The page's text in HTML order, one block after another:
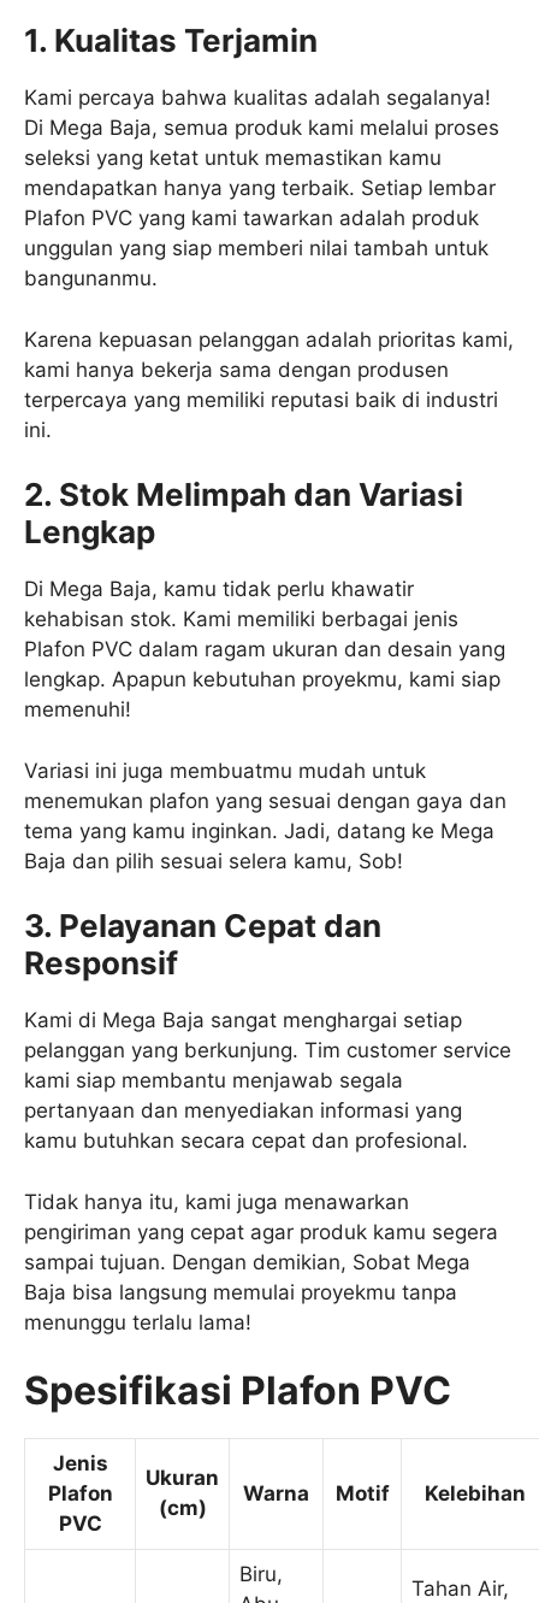
1. Kualitas Terjamin
Kami percaya bahwa kualitas adalah segalanya!
Di Mega Baja, semua produk kami melalui proses
seleksi yang ketat untuk memastikan kamu
mendapatkan hanya yang terbaik. Setiap lembar
Plafon PVC yang kami tawarkan adalah produk
unggulan yang siap memberi nilai tambah untuk
bangunanmu.
Karena kepuasan pelanggan adalah prioritas kami,
kami hanya bekerja sama dengan produsen
terpercaya yang memiliki reputasi baik di industri
ini.
2. Stok Melimpah dan Variasi
Lengkap
Di Mega Baja, kamu tidak perlu khawatir
kehabisan stok. Kami memiliki berbagai jenis
Plafon PVC dalam ragam ukuran dan desain yang
lengkap. Apapun kebutuhan proyekmu, kami siap
memenuhi!
Variasi ini juga membuatmu mudah untuk
menemukan plafon yang sesuai dengan gaya dan
tema yang kamu inginkan. Jadi, datang ke Mega
Baja dan pilih sesuai selera kamu, Sob!
3. Pelayanan Cepat dan
Responsif
Kami di Mega Baja sangat menghargai setiap
pelanggan yang berkunjung. Tim customer service
kami siap membantu menjawab segala
pertanyaan dan menyediakan informasi yang
kamu butuhkan secara cepat dan profesional.
Tidak hanya itu, kami juga menawarkan
pengiriman yang cepat agar produk kamu segera
sampai tujuan. Dengan demikian, Sobat Mega
Baja bisa langsung memulai proyekmu tanpa
menunggu terlalu lama!
Spesifikasi Plafon PVC
Jenis
Plafon
PVC
Ukuran
(cm)
Warna Motif Kelebihan
Biru,
Tahan Air,